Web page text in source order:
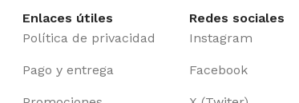
Enlaces útiles
Política de privacidad
Pago y entrega
Redes sociales
Instagram
Facebook